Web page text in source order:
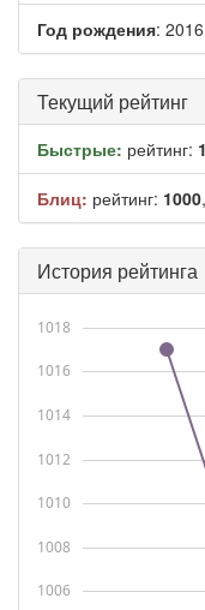
Год рождения: 2016
Текущий рейтинг
Быстрые: рейтинг:
Блиц: рейтинг: 1000
История рейтинга
1006
1008
1010
1012
1014
1016
1018